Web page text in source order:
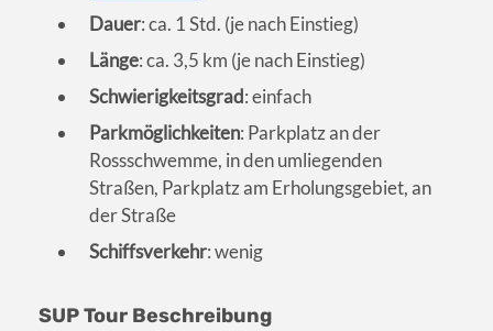
Dauer : ca. 1 Std. (je nach Einstieg)
Länge: ca. 3,5 km (je nach Einstieg)
Schwierigkeitsgrad: einfach
Parkmöglichkeiten: Parkplatz an der
Rossschwemme, in den umliegenden
Straßen, Parkplatz am Erholungsgebiet, an
der Straße
Schiffsverkehr: wenig
SUP Tour Beschreibung